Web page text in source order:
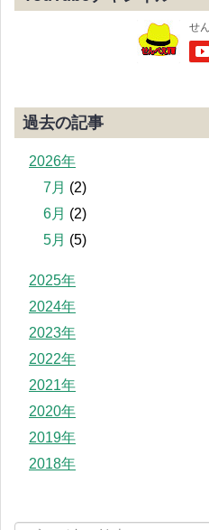
過去の記事
2026年
7月 (2)
6月 (2)
5月 (5)
2025年
2024年
2023年
2022年
2021年
2020年
2019年
2018年